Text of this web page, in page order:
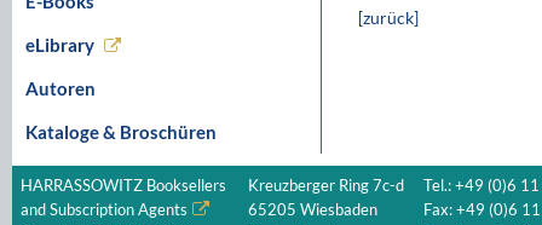
eLibrary
Autoren
Kataloge & Broschüren
[zurück]
HARRASSOWITZ Booksellers
and Subscription Agents
Kreuzberger Ring 7c-d
65205 Wiesbaden
Tel.: +49 (0)6
Fax: +49 (0)6